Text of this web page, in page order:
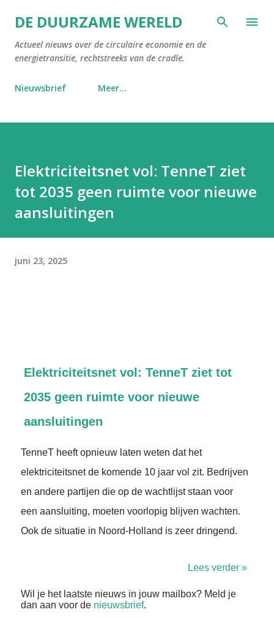
Doorgaan naar hoofdcontent
DE DUURZAME WERELD
Actueel nieuws over de circulaire economie en de
energietransitie, rechtstreeks van de cradle.
Nieuwsbrief Meer…
Elektriciteitsnet vol: TenneT ziet
tot 2035 geen ruimte voor nieuwe
aansluitingen
juni 23, 2025
Elektriciteitsnet vol: TenneT ziet tot
2035 geen ruimte voor nieuwe
aansluitingen
TenneT heeft opnieuw laten weten dat het
elektriciteitsnet de komende 10 jaar vol zit. Bedrijven
en andere partijen die op de wachtlijst staan voor
een aansluiting, moeten voorlopig blijven wachten.
Ook de situatie in Noord-Holland is zeer dringend.
Lees verder »
Wil je het laatste nieuws in jouw mailbox? Meld je
dan aan voor de nieuwsbrief.